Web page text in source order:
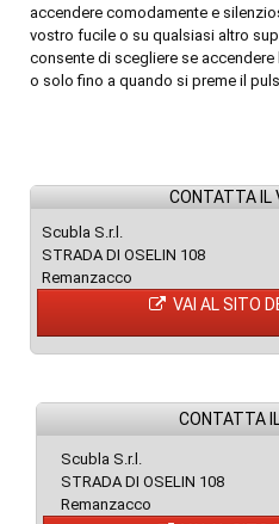
accendere comodamente e
vostro fucile o su qualsiasi altro
consente di scegliere se
o solo fino a quando si preme il
CONTATTA IL
Scubla S.r.l.
STRADA DI OSELIN 108
Remanzacco
VAI AL SITO
CONTATTA
Scubla S.r.l.
STRADA DI OSELIN 108
Remanzacco